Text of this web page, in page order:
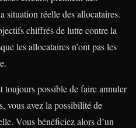
situation réelle des allocataires.
chiffrés de lutte contre la
les allocataires n’ont pas les
toujours possible de faire annuler
vous avez la possibilité de
Vous bénéficiez alors d’un